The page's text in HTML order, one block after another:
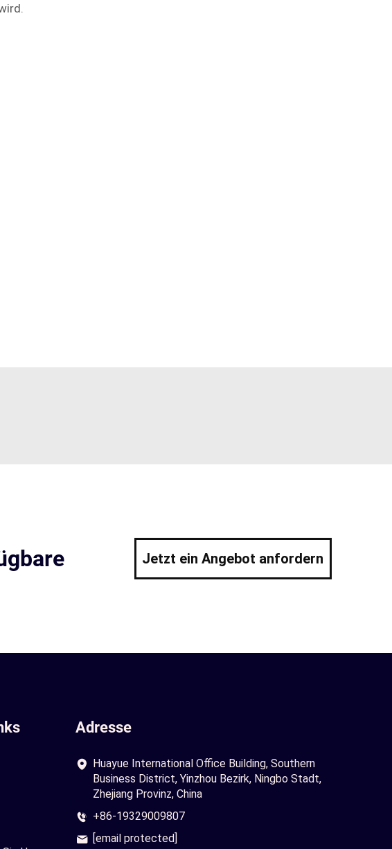
Jetzt ein Angebot anfordern
Adresse
Huayue International Office Building, Southern
Business District, Yinzhou Bezirk, Ningbo Stadt,
Zhejiang Provinz, China
+86-19329009807
[email protected]